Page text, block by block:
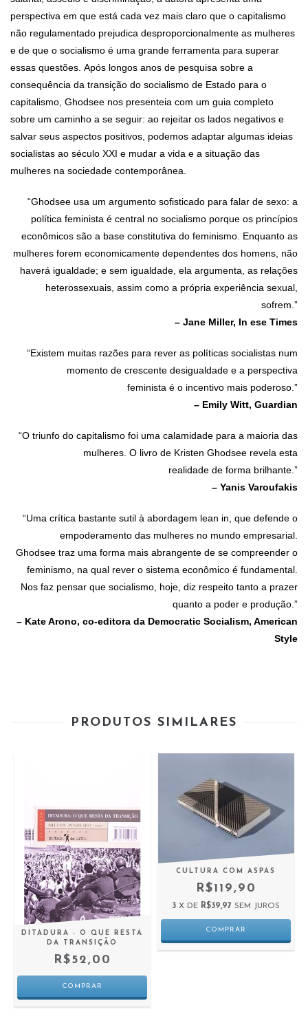
perspectiva em que está cada vez mais claro que o capitalismo
não regulamentado prejudica desproporcionalmente as mulheres
e de que o socialismo é uma grande ferramenta para superar
essas questões. Após longos anos de pesquisa sobre a
consequência da transição do socialismo de Estado para o
capitalismo, Ghodsee nos presenteia com um guia completo
sobre um caminho a se seguir: ao rejeitar os lados negativos e
salvar seus aspectos positivos, podemos adaptar algumas ideias
socialistas ao século XXI e mudar a vida e a situação das
mulheres na sociedade contemporânea.
“Ghodsee usa um argumento sofisticado para falar de sexo: a
política feminista é central no socialismo porque os princípios
econômicos são a base constitutiva do feminismo. Enquanto as
mulheres forem economicamente dependentes dos homens, não
haverá igualdade; e sem igualdade, ela argumenta, as relações
heterossexuais, assim como a própria experiência sexual,
sofrem.”
– Jane Miller, In ese Times
“Existem muitas razões para rever as políticas socialistas num
momento de crescente desigualdade e a perspectiva
feminista é o incentivo mais poderoso.”
– Emily Witt, Guardian
“O triunfo do capitalismo foi uma calamidade para a maioria das
mulheres. O livro de Kristen Ghodsee revela esta
realidade de forma brilhante.”
– Yanis Varoufakis
“Uma crítica bastante sutil à abordagem lean in, que defende o
empoderamento das mulheres no mundo empresarial.
Ghodsee traz uma forma mais abrangente de se compreender o
feminismo, na qual rever o sistema econômico é fundamental.
Nos faz pensar que socialismo, hoje, diz respeito tanto a prazer
quanto a poder e produção.”
– Kate Arono, co-editora da Democratic Socialism, American
Style
PRODUTOS SIMILARES
DITADURA - O QUE RESTA
DA TRANSIÇÃO
R$52,00
CULTURA COM ASPAS
R$119,90
3 X DE R$39,97 SEM JUROS